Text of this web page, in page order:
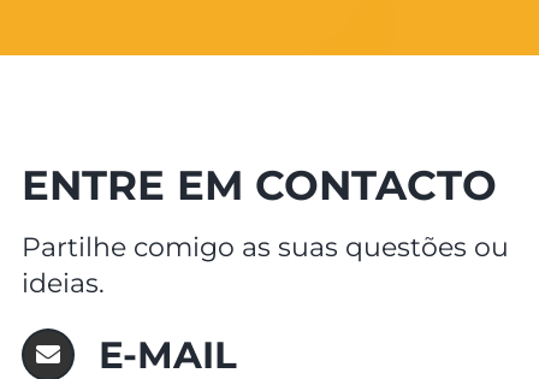
ENTRE EM CONTACTO
Partilhe comigo as suas questões ou
ideias.
E-MAIL